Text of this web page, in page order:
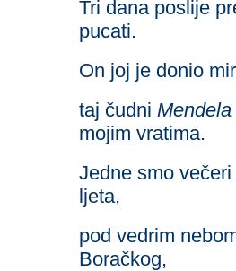
Tri dana poslije
pucati.
On joj je donio
taj čudni Mendela
mojim vratima.
Jedne smo
ljeta,
pod vedrim
Boračkog,